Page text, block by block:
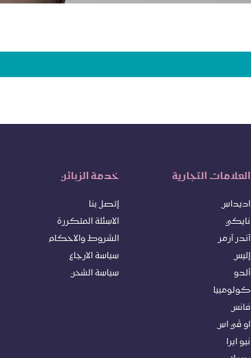
خدمة الزبائن
إتصل بنا
الاسئلة المتكررة
الشروطوالاحكام
سياسة الارجاع
سياسة الشحن
العلامات التجارية
اديداس
نايكي
آندر آرمر
إليس
آلدو
كولومبيا
فانس
او ڤي اس
نيو ايرا